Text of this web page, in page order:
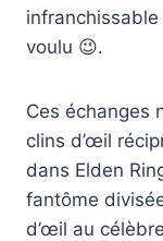
voulu 😉.
Ces échanges
clins d’œil
dans Elden
fantôme
d’œil au